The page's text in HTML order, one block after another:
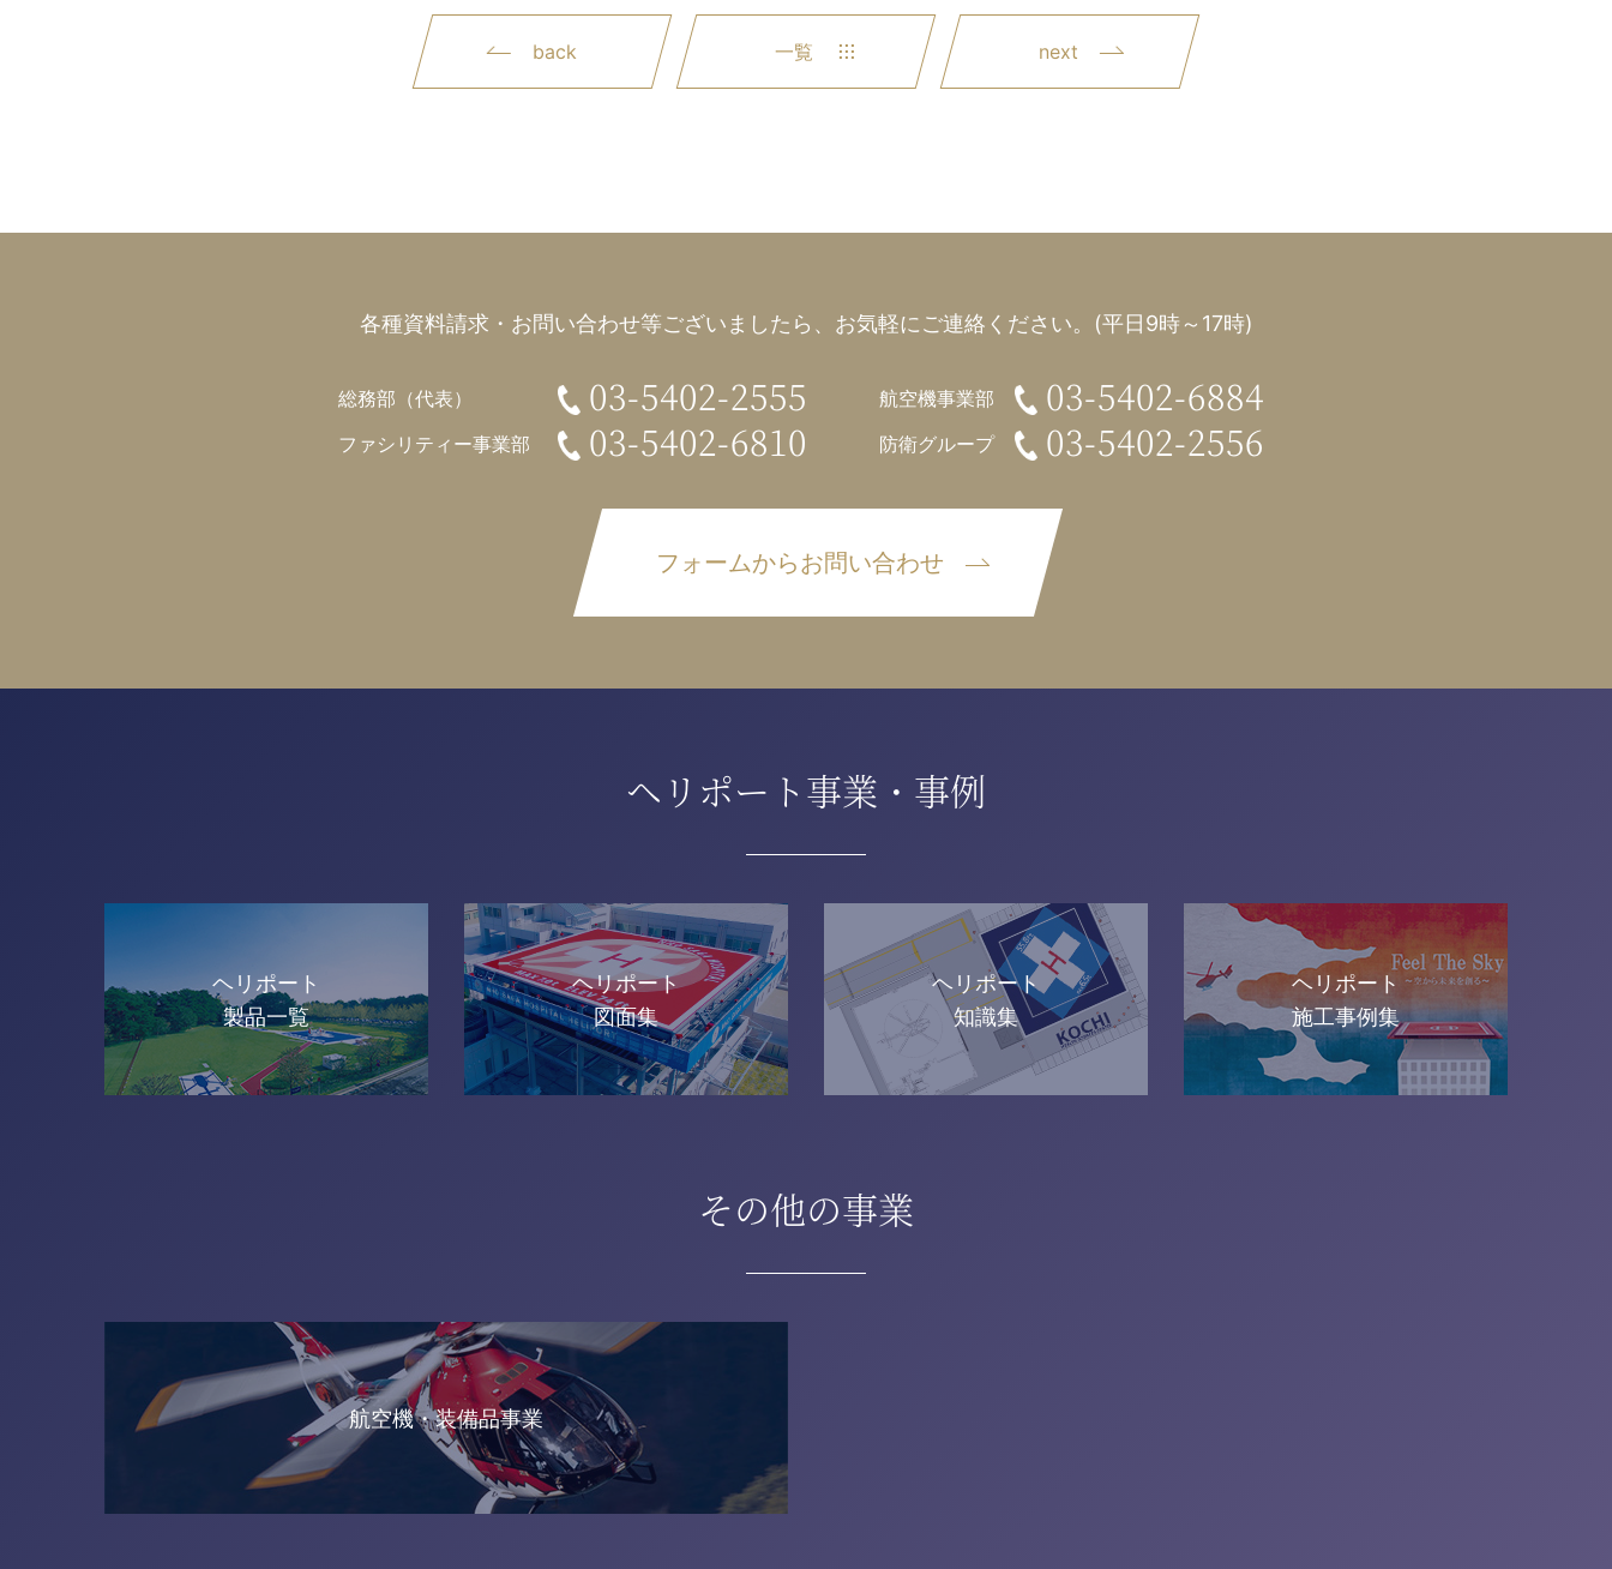
back 一覧 next
各種資料請求・お問い合わせ等ございましたら、 お気軽にご連絡ください。(平日9時～17時)
フォームからお問い合わせ
総務部（代表） 03-5402-2555
ファシリティー事業部 03-5402-6810
航空機事業部 03-5402-6884
防衛グループ 03-5402-2556
ヘリポート事業・事例
ヘリポート
製品一覧
ヘリポート
図面集
ヘリポート
知識集
ヘリポート
施工事例集
その他の事業
航空機・装備品事業